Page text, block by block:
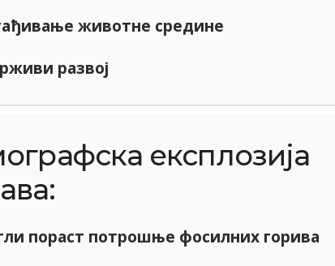
животне средине
развој
експлозија
пораст потрошње фосилних горива